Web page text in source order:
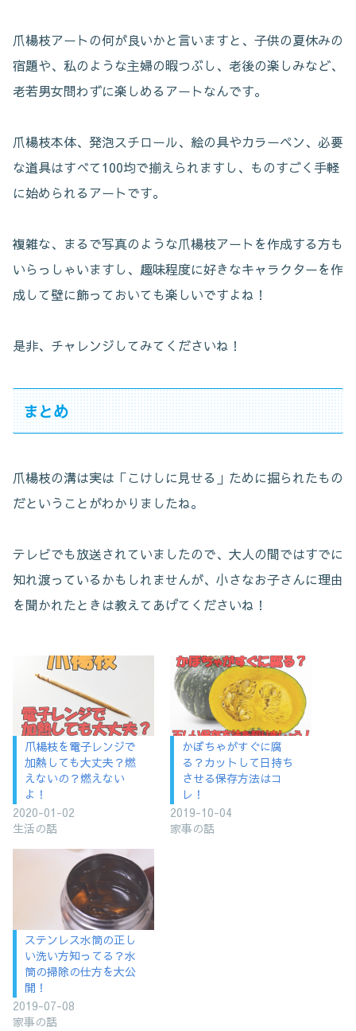
爪楊枝アートの何が良いかと言いますと、子供の夏休みの
宿題や、私のような主婦の暇つぶし、老後の楽しみなど、
老若男女問わずに楽しめるアートなんです。
爪楊枝本体、発泡スチロール、絵の具やカラーペン、必要
な道具はすべて100均で揃えられますし、ものすごく手軽
に始められるアートです。
複雑な、まるで写真のような爪楊枝アートを作成する方も
いらっしゃいますし、趣味程度に好きなキャラクターを作
成して壁に飾っておいても楽しいですよね！
是非、チャレンジしてみてくださいね！
まとめ
爪楊枝の溝は実は「こけしに見せる」ために掘られたもの
だということがわかりましたね。
テレビでも放送されていましたので、大人の間ではすでに
知れ渡っているかもしれませんが、小さなお子さんに理由
を聞かれたときは教えてあげてくださいね！
爪楊枝を電子レンジで
加熱しても大丈夫？燃
えないの？燃えない
よ！
2020-01-02
生活の話
かぼちゃがすぐに腐
る？カットして日持ち
させる保存方法はコ
レ！
2019-10-04
家事の話
ステンレス水筒の正し
い洗い方知ってる？水
筒の掃除の仕方を大公
開！
2019-07-08
家事の話